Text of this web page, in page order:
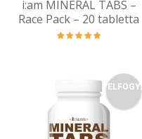
i:am MINERAL TABS –
Race Pack – 20 tabletta
ELFOGY.